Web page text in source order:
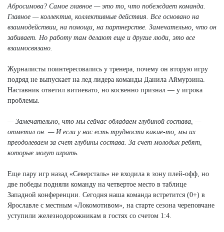
Абросимова? Самое главное — это то, что побеждает команда.
Главное — коллектив, коллективные действия. Все основано на
взаимодействии, на помощи, на партнерстве. Замечательно, что он
забивает. Но работу там делают еще и другие люди, это все
взаимосвязано.
Журналисты поинтересовались у тренера, почему он вторую игру
подряд не выпускает на лед лидера команды Данила Аймурзина.
Наставник ответил витиевато, но косвенно признал — у игрока
проблемы.
— Замечательно, что мы сейчас обладаем глубиной состава, —
отметил он. — И если у нас есть трудности какие-то, мы их
преодолеваем за счет глубины состава. За счет молодых ребят,
которые могут играть.
Еще пару игр назад «Северсталь» не входила в зону плей-офф, но
две победы подняли команду на четвертое место в таблице
Западной конференции. Сегодня наша команда встретится (0+) в
Ярославле с местным «Локомотивом», на старте сезона череповчане
уступили железнодорожникам в гостях со счетом 1:4.